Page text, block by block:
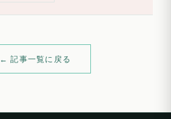
← 記事一覧に戻る